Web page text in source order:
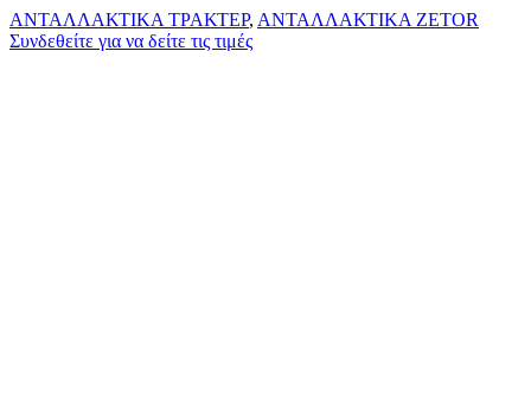
ΑΝΤΑΛΛΑΚΤΙΚΑ ΤΡΑΚΤΕΡ, ΑΝΤΑΛΛΑΚΤΙΚΑ ZETOR
Συνδεθείτε για να δείτε τις τιμές